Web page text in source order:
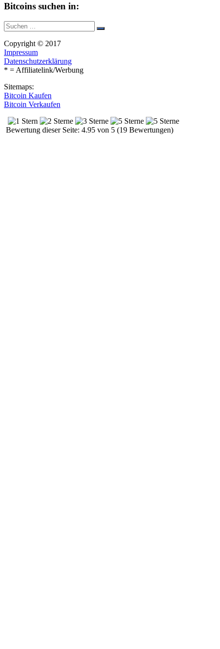
Bitcoins suchen in:
Suche
nach:
Suchen
Copyright © 2017
Impressum
Datenschutzerklärung
* = Affiliatelink/Werbung
Sitemaps:
Bitcoin Kaufen
Bitcoin Verkaufen
Bewertung dieser Seite: 4.95 von 5 (19 Bewertungen)